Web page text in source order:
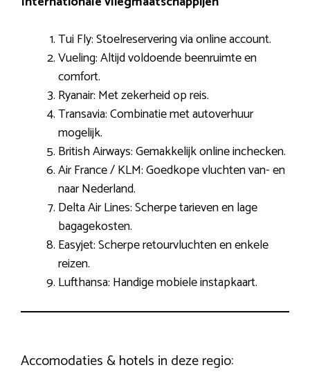
Tui Fly: Stoelreservering via online account.
Vueling: Altijd voldoende beenruimte en
comfort.
Ryanair: Met zekerheid op reis.
Transavia: Combinatie met autoverhuur
mogelijk.
British Airways: Gemakkelijk online inchecken.
Air France / KLM: Goedkope vluchten van- en
naar Nederland.
Delta Air Lines: Scherpe tarieven en lage
bagagekosten.
Easyjet: Scherpe retourvluchten en enkele
reizen.
Lufthansa: Handige mobiele instapkaart.
Accomodaties & hotels in deze regio: